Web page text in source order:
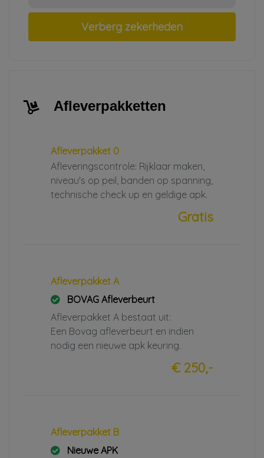
Verberg zekerheden
Afleverpakketten
Afleverpakket 0
Afleveringscontrole: Rijklaar maken,
niveau's op peil, banden op spanning,
technische check up en geldige apk.
Gratis
Afleverpakket A
BOVAG Afleverbeurt
Afleverpakket A bestaat uit:
Een Bovag afleverbeurt en indien
nodig een nieuwe apk keuring.
€ 250,-
Afleverpakket B
Nieuwe APK